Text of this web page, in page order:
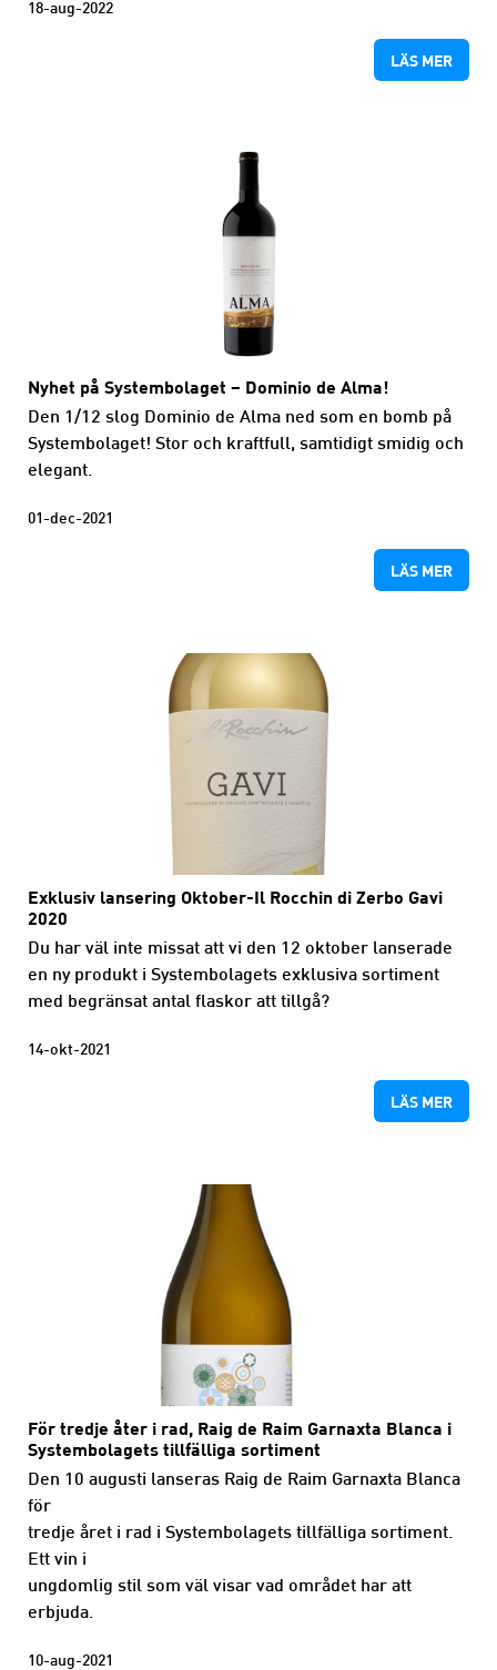
18-aug-2022
LÄS MER
Nyhet på Systembolaget – Dominio de Alma!
Den 1/12 slog Dominio de Alma ned som en bomb på
Systembolaget! Stor och kraftfull, samtidigt smidig och
elegant.
01-dec-2021
LÄS MER
Exklusiv lansering Oktober-Il Rocchin di Zerbo Gavi
2020
Du har väl inte missat att vi den 12 oktober lanserade
en ny produkt i Systembolagets exklusiva sortiment
med begränsat antal flaskor att tillgå?
14-okt-2021
LÄS MER
För tredje åter i rad, Raig de Raim Garnaxta Blanca i
Systembolagets tillfälliga sortiment
Den 10 augusti lanseras Raig de Raim Garnaxta Blanca
för
tredje året i rad i Systembolagets tillfälliga sortiment.
Ett vin i
ungdomlig stil som väl visar vad området har att
erbjuda.
10-aug-2021